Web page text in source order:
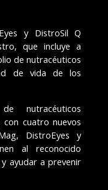
y DistroSil Q
que incluye a
de nutracéuticos
de vida de los
nutracéuticos
con cuatro nuevos
DistroEyes y
al reconocido
ayudar a prevenir